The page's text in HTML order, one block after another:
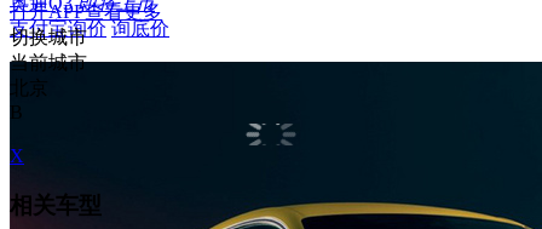
支付宝询价 询底价
打开APP查看更多
切换城市
当前城市
北京
B
X
相关车型